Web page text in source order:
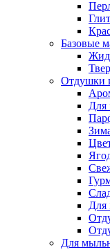
Базовые
Отдушки
Для
Для
Для